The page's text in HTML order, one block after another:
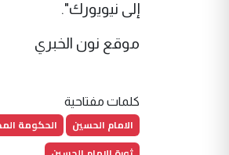
إلى نيويورك".
موقع نون الخبري
كلمات مفتاحية
الامام الحسين الحكومة